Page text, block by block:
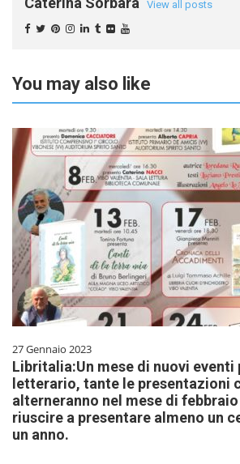
View all posts
You may also like
27 Gennaio 2023
Libritalia:Un mese di nuovi eventi
letterario, tante le presentazioni
alterneranno nel mese di
riuscire a presentare almeno un
un anno.